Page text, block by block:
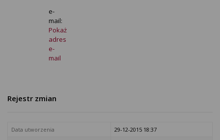
e-
mail:
Pokaż
adres
e-
mail
Rejestr zmian
Data utworzenia
29-12-2015 18:37